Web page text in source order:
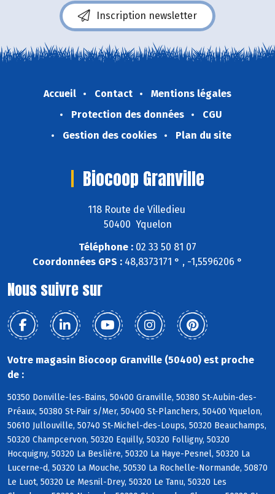
Inscription newsletter
Accueil Contact
Mentions légales
Protection des données
CGU
Gestion des cookies
Plan du site
Biocoop Granville
118 Route de Villedieu
50400 Yquelon
Téléphone : 02 33 50 81 07
Coordonnées GPS : 48,8373171 ° , -1,5596206 °
Nous suivre sur
Votre magasin Biocoop Granville (50400) est proche
de :
50350 Donville-les-Bains, 50400 Granville, 50380 St-Aubin-des-
Préaux, 50380 St-Pair s/Mer, 50400 St-Planchers, 50400 Yquelon,
50610 Jullouville, 50740 St-Michel-des-Loups, 50320 Beauchamps,
50320 Champcervon, 50320 Equilly, 50320 Folligny, 50320
Hocquigny, 50320 La Beslière, 50320 La Haye-Pesnel, 50320 La
Lucerne-d, 50320 La Mouche, 50530 La Rochelle-Normande, 50870
Le Luot, 50320 Le Mesnil-Drey, 50320 Le Tanu, 50320 Les